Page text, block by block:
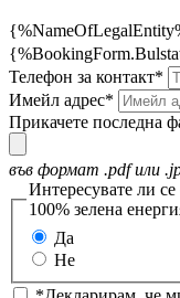
Телефон за контакт*
Имейл адрес*
Прикачете последна
във формат .pdf или
Интересувате ли
100% зелена
Да
Не